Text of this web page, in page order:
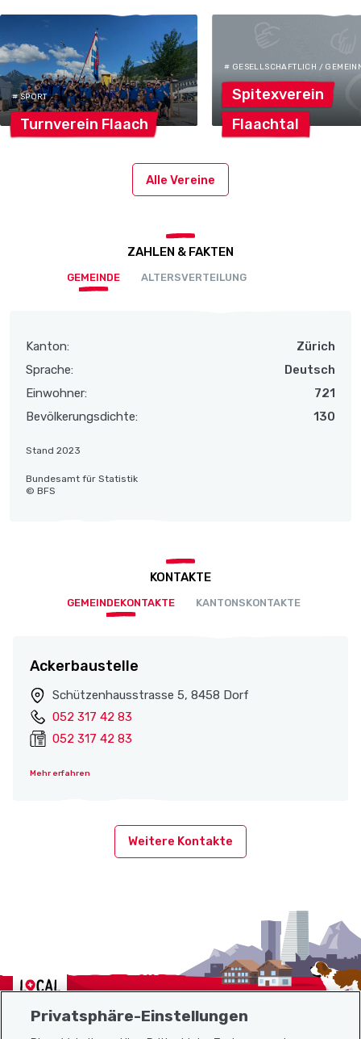
# SPORT
Turnverein Flaach
# GESELLSCHAFTLICH /
Spitexverein
Flaachtal
Alle Vereine
ZAHLEN & FAKTEN
GEMEINDE ALTERSVERTEILUNG
Kanton:
Zürich
Sprache:
Deutsch
Einwohner:
721
Bevölkerungsdichte:
130
Stand 2023
Bundesamt für Statistik
© BFS
KONTAKTE
GEMEINDEKONTAKTE KANTONSKONTAKTE
Ackerbaustelle
Schützenhausstrasse 5, 8458 Dorf
052 317 42 83
052 317 42 83
Mehr erfahren
Weitere Kontakte
Localcities
Privatsphäre-Einstellungen